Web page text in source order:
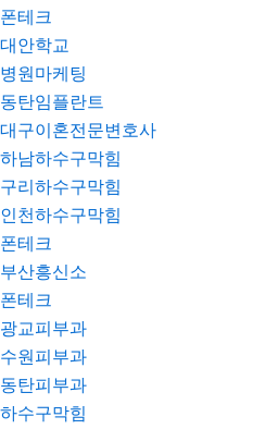
폰테크
대안학교
병원마케팅
동탄임플란트
대구이혼전문변호사
하남하수구막힘
구리하수구막힘
인천하수구막힘
폰테크
부산흥신소
폰테크
광교피부과
수원피부과
동탄피부과
하수구막힘